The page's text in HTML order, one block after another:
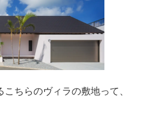
ちらのヴィラの敷地って、